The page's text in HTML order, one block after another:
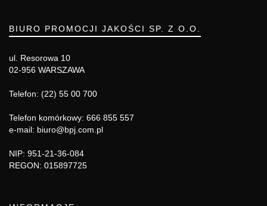
BIURO PROMOCJI JAKOŚCI SP. Z O.O.
ul. Resorowa 10
02-956 WARSZAWA
Telefon: (22) 55 00 700
Telefon komórkowy: 666 855 557
e-mail: biuro@bpj.com.pl
NIP: 951-21-36-084
REGON: 015897725